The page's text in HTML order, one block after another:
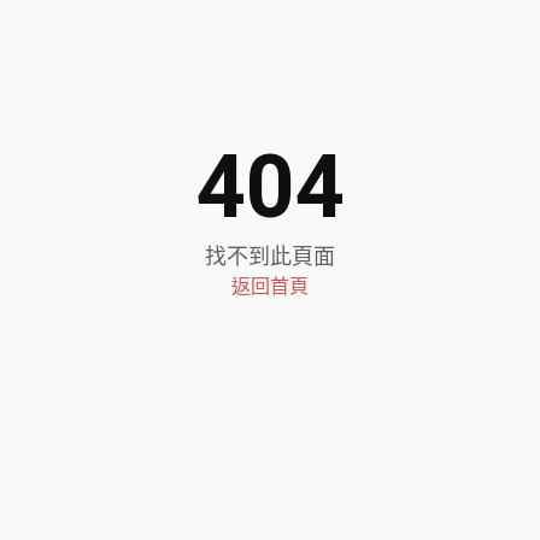
404
找不到此頁面
返回首頁